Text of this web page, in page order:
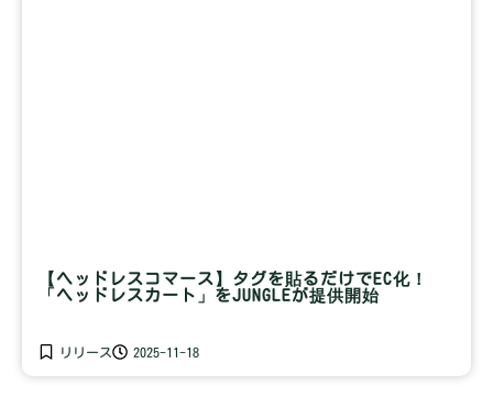
【ヘッドレスコマース】タグを貼るだけでEC化！
「ヘッドレスカート」をJUNGLEが提供開始
リリース 2025-11-18